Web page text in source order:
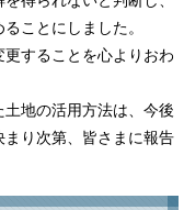
ことにしました。
することを心よりおわ
地の活用方法は、今後
り次第、皆さまに報告